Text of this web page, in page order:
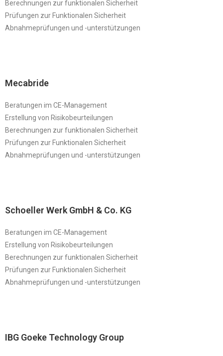
Berechnungen zur funktionalen Sicherheit
Prüfungen zur Funktionalen Sicherheit
Abnahmeprüfungen und -unterstützungen
Mecabride
Beratungen im CE-Management
Erstellung von Risikobeurteilungen
Berechnungen zur funktionalen Sicherheit
Prüfungen zur Funktionalen Sicherheit
Abnahmeprüfungen und -unterstützungen
Schoeller Werk GmbH & Co. KG
Beratungen im CE-Management
Erstellung von Risikobeurteilungen
Berechnungen zur funktionalen Sicherheit
Prüfungen zur Funktionalen Sicherheit
Abnahmeprüfungen und -unterstützungen
IBG Goeke Technology Group